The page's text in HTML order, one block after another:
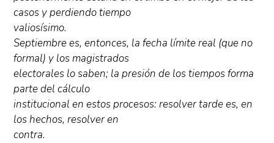
casos y perdiendo tiempo
valiosísimo.
Septiembre es, entonces, la fecha límite real (que no
formal) y los magistrados
electorales lo saben; la presión de los tiempos forma
parte del cálculo
institucional en estos procesos: resolver tarde es, en
los hechos, resolver en
contra.